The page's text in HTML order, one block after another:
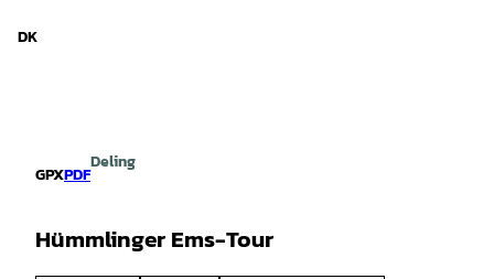
DK
GPXPDF
Deling
Hümmlinger Ems-Tour